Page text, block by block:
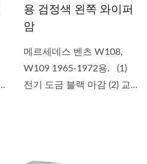
용 검정색 왼쪽 와이퍼
암
메르세데스 벤츠 W108,
W109 1965-1972용. (1)
전기 도금 블랙 마감 (2) 교